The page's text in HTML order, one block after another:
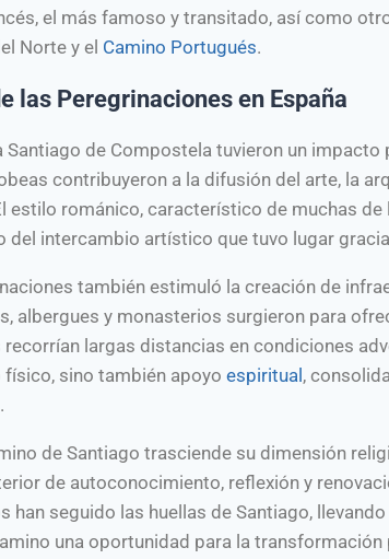
el más famoso y transitado, así como
Norte y el Camino Portugués.
las Peregrinaciones en España
Santiago de Compostela tuvieron un
contribuyeron a la difusión del arte, la
estilo románico, característico de muchas
del intercambio artístico que tuvo lugar
también estimuló la creación de
albergues y monasterios surgieron para
largas distancias en condiciones
sino también apoyo espiritual,
de Santiago trasciende su dimensión
de autoconocimiento, reflexión y
han seguido las huellas de Santiago,
una oportunidad para la transformación